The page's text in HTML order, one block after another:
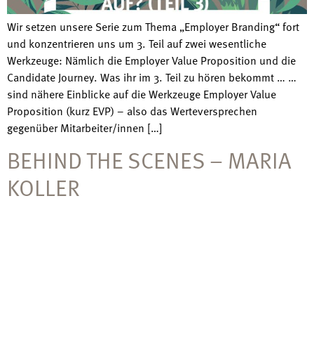
Wir setzen unsere Serie zum Thema „Employer Branding“ fort
und konzentrieren uns um 3. Teil auf zwei wesentliche
Werkzeuge: Nämlich die Employer Value Proposition und die
Candidate Journey. Was ihr im 3. Teil zu hören bekommt … …
sind nähere Einblicke auf die Werkzeuge Employer Value
Proposition (kurz EVP) – also das Werteversprechen
gegenüber Mitarbeiter/innen […]
BEHIND THE SCENES – MARIA
KOLLER